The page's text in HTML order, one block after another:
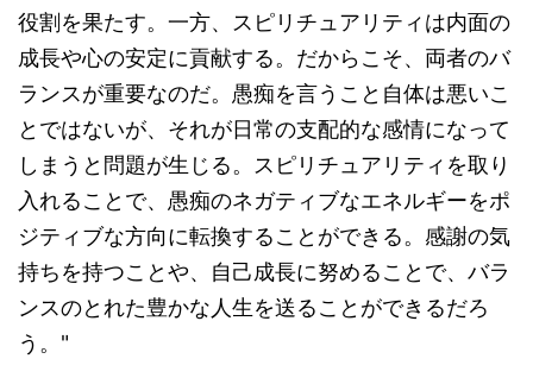
役割を果たす。一方、スピリチュアリティは内面の
成長や心の安定に貢献する。だからこそ、両者のバ
ランスが重要なのだ。愚痴を言うこと自体は悪いこ
とではないが、それが日常の支配的な感情になって
しまうと問題が生じる。スピリチュアリティを取り
入れることで、愚痴のネガティブなエネルギーをポ
ジティブな方向に転換することができる。感謝の気
持ちを持つことや、自己成長に努めることで、バラ
ンスのとれた豊かな人生を送ることができるだろ
う。"